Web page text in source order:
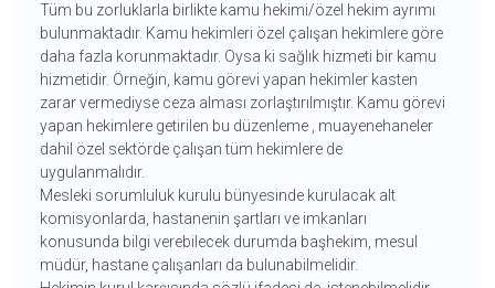
Tüm bu zorluklarla birlikte kamu hekimi/özel hekim ayrımı
bulunmaktadır. Kamu hekimleri özel çalışan hekimlere göre
daha fazla korunmaktadır. Oysa ki sağlık hizmeti bir kamu
hizmetidir. Örneğin, kamu görevi yapan hekimler kasten
zarar vermediyse ceza alması zorlaştırılmıştır. Kamu görevi
yapan hekimlere getirilen bu düzenleme , muayenehaneler
dahil özel sektörde çalışan tüm hekimlere de
uygulanmalıdır.
Mesleki sorumluluk kurulu bünyesinde kurulacak alt
komisyonlarda, hastanenin şartları ve imkanları
konusunda bilgi verebilecek durumda başhekim, mesul
müdür, hastane çalışanları da bulunabilmelidir.